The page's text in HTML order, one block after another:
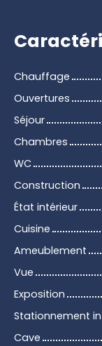
Chauffage
Ouvertures
Séjour
Chambres
WC
Construction
État intérieur
Cuisine
Ameublement
Vue
Exposition
Stationnement
Cave